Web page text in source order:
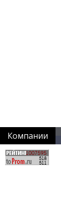
Компании